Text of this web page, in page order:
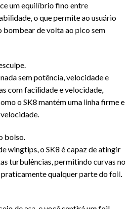
um equilíbrio fino entre
o que permite ao usuário
bombear de volta ao pico sem
sem potência, velocidade e
com facilidade e velocidade,
o SK8 mantém uma linha firme e
bolso.
wingtips, o SK8 é capaz de atingir
turbulências, permitindo curvas no
qualquer parte do foil.